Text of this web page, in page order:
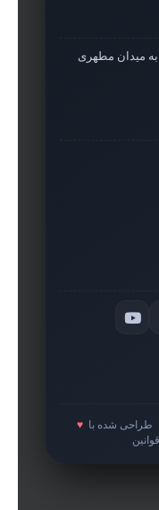
به میدان مطهری
طراحی شده با ♥
قوانین